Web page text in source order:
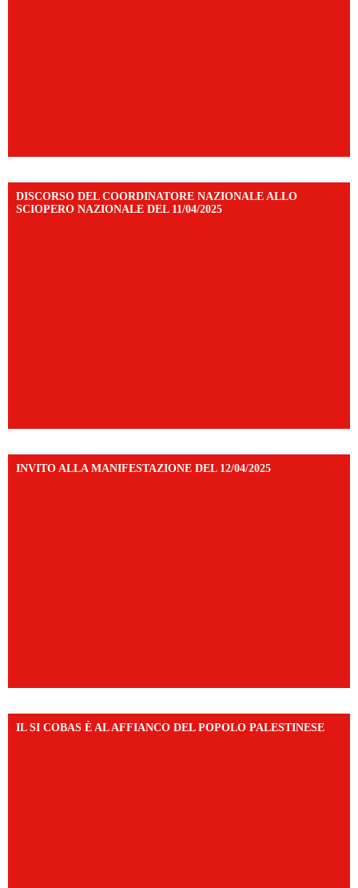
DISCORSO DEL COORDINATORE NAZIONALE ALLO
SCIOPERO NAZIONALE DEL 11/04/2025
INVITO ALLA MANIFESTAZIONE DEL 12/04/2025
IL SI COBAS È AL AFFIANCO DEL POPOLO PALESTINESE